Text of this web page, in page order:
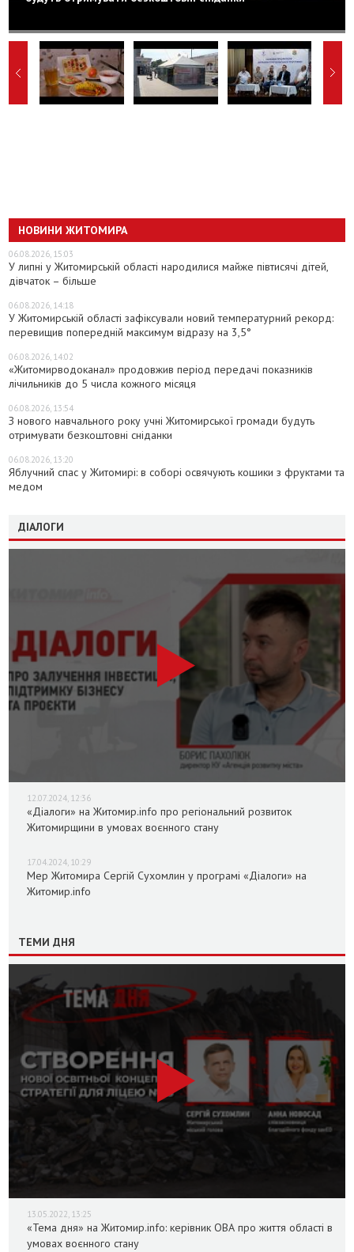
НОВИНИ ЖИТОМИРА
06.08.2026, 15:03
У липні у Житомирській області народилися майже півтисячі дітей,
дівчаток – більше
06.08.2026, 14:18
У Житомирській області зафіксували новий температурний рекорд:
перевищив попередній максимум відразу на 3,5°
06.08.2026, 14:02
«Житомирводоканал» продовжив період передачі показників
лічильників до 5 числа кожного місяця
06.08.2026, 13:54
З нового навчального року учні Житомирської громади будуть
отримувати безкоштовні сніданки
06.08.2026, 13:20
Яблучний спас у Житомирі: в соборі освячують кошики з фруктами та
медом
ДІАЛОГИ
12.07.2024, 12:36
«Діалоги» на Житомир.info про регіональний розвиток
Житомирщини в умовах воєнного стану
17.04.2024, 10:29
Мер Житомира Сергій Сухомлин у програмі «Діалоги» на
Житомир.info
ТЕМИ ДНЯ
13.05.2022, 13:25
«Тема дня» на Житомир.info: керівник ОВА про життя області в
умовах воєнного стану